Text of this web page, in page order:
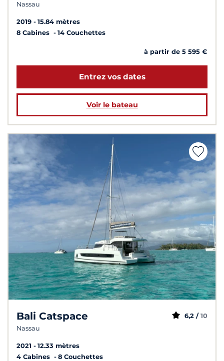
Nassau
2019
15.84 mètres
8 Cabines
14 Couchettes
à partir de 5 595 €
Entrez vos dates
Voir le bateau
Bali Catspace
Nassau
6,2 / 10
2021
12.33 mètres
4 Cabines
8 Couchettes